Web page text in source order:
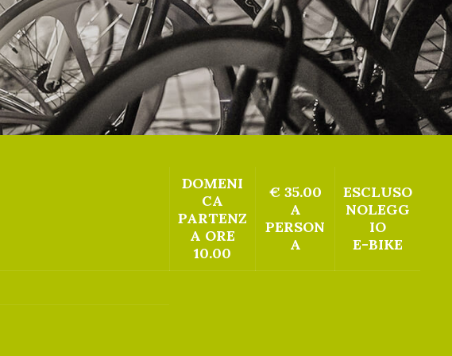
DOMENI
CA
PARTENZ
A ORE
10.00
€ 35.00
A
PERSON
A
ESCLUSO
NOLEGG
IO
E-BIKE